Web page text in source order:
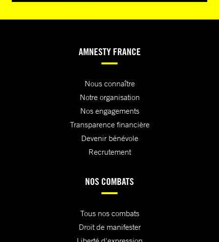
AMNESTY FRANCE
Nous connaître
Notre organisation
Nos engagements
Transparence financière
Devenir bénévole
Recrutement
NOS COMBATS
Tous nos combats
Droit de manifester